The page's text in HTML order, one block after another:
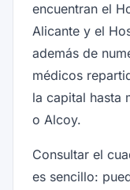
encuentran el
Alicante y el
además de
médicos
la capital hasta
o Alcoy.
Consultar el
es sencillo: